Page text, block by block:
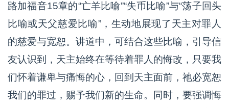
路加福音15章的“亡羊比喻”“失币比喻”与“荡子回头
比喻或天父慈爱比喻”，生动地展现了天主对罪人
的慈爱与宽恕。讲道中，可结合这些比喻，引导信
友认识到，天主始终在等待着罪人的悔改，只要我
们怀着谦卑与痛悔的心，回到天主面前，祂必宽恕
我们的罪过，赐予我们新的生命。同时，要强调悔